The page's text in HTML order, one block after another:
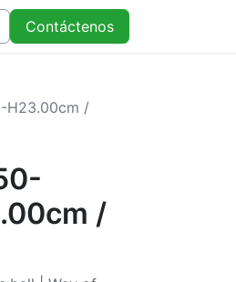
Contáctenos
H23.00cm /
/